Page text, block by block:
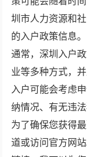
圳市人力资源和
的入户政策信息。
通常，深圳入户
业等多种方式，
入户可能会考虑
纳情况、有无违
为了确保您获得
道或访问官方网